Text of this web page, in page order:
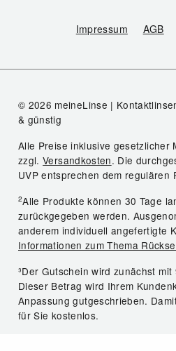
Impressum AGB
© 2026 meineLinse |
& günstig
Alle Preise inklusive gesetzlicher
zzgl.Versandkosten. Die
UVP entsprechen dem regulären
2Alle Produkte können 30 Tage
zurückgegeben werden.
anderem individuell angefertigte
Informationen zum Thema
³Der Gutschein wird zunächst
Dieser Betrag wird Ihrem
Anpassung gutgeschrieben.
für Sie kostenlos.